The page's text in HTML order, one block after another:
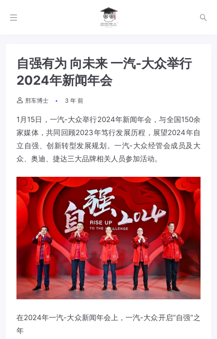
自强有为 向未来 一汽-大众举行
2024年新闻年会
邢车博士 3 年 前
1月15日，一汽-大众举行2024年新闻年会，与全国150余
家媒体，共同回顾2023年笃行发展历程，展望2024年自
立自强、创新转型发展规划。一汽-大众经管会成员及大
众、奥迪、捷达三大品牌相关人员参加活动。
在2024年一汽-大众新闻年会上，一汽-大众开启“自强”之
年